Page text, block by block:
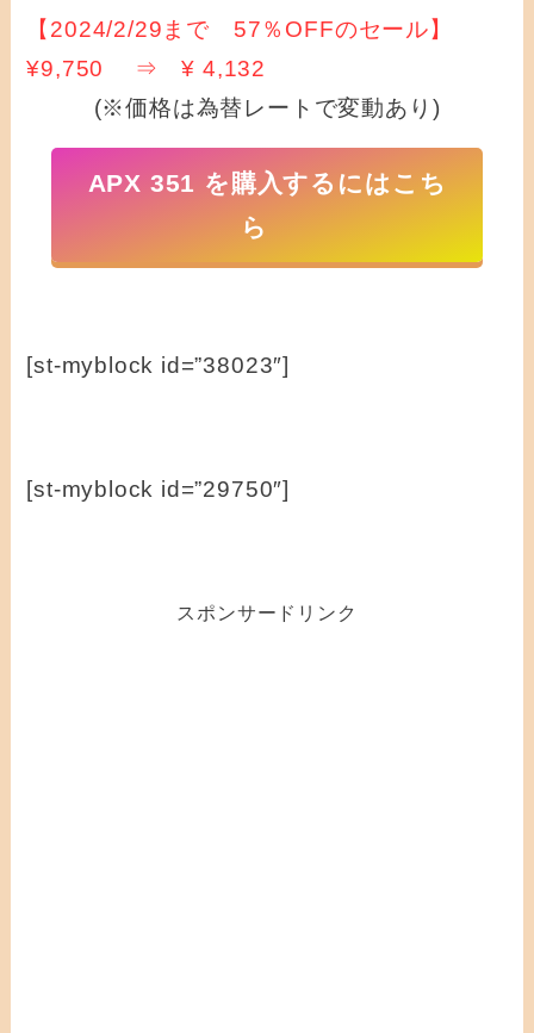
【2024/2/29まで 57％OFFのセール】
¥9,750 ⇒ ¥ 4,132
(※価格は為替レートで変動あり)
APX 351 を購入するにはこち
ら
[st-myblock id=”38023″]
[st-myblock id=”29750″]
スポンサードリンク